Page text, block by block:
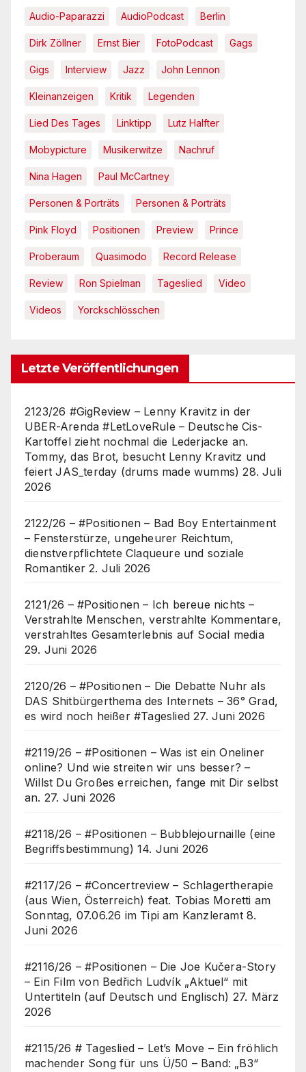
Audio-Paparazzi AudioPodcast Berlin
Dirk Zöllner Ernst Bier FotoPodcast Gags
Gigs Interview Jazz John Lennon
Kleinanzeigen Kritik Legenden
Lied Des Tages Linktipp Lutz Halfter
Mobypicture Musikerwitze Nachruf
Nina Hagen Paul McCartney
Personen & Porträts Personen & Porträts
Pink Floyd Positionen Preview Prince
Proberaum Quasimodo Record Release
Review Ron Spielman Tageslied Video
Videos Yorckschlösschen
Letzte Veröffentlichungen
2123/26 #GigReview – Lenny Kravitz in der
UBER-Arenda #LetLoveRule – Deutsche Cis-
Kartoffel zieht nochmal die Lederjacke an.
Tommy, das Brot, besucht Lenny Kravitz und
feiert JAS_terday (drums made wumms) 28. Juli
2026
2122/26 – #Positionen – Bad Boy Entertainment
– Fensterstürze, ungeheurer Reichtum,
dienstverpflichtete Claqueure und soziale
Romantiker 2. Juli 2026
2121/26 – #Positionen – Ich bereue nichts –
Verstrahlte Menschen, verstrahlte Kommentare,
verstrahltes Gesamterlebnis auf Social media
29. Juni 2026
2120/26 – #Positionen – Die Debatte Nuhr als
DAS Shitbürgerthema des Internets – 36° Grad,
es wird noch heißer #Tageslied 27. Juni 2026
#2119/26 – #Positionen – Was ist ein Oneliner
online? Und wie streiten wir uns besser? –
Willst Du Großes erreichen, fange mit Dir selbst
an. 27. Juni 2026
#2118/26 – #Positionen – Bubblejournaille (eine
Begriffsbestimmung) 14. Juni 2026
#2117/26 – #Concertreview – Schlagertherapie
(aus Wien, Österreich) feat. Tobias Moretti am
Sonntag, 07.06.26 im Tipi am Kanzleramt 8.
Juni 2026
#2116/26 – #Positionen – Die Joe Kučera-Story
– Ein Film von Bedřich Ludvík „Aktuel“ mit
Untertiteln (auf Deutsch und Englisch) 27. März
2026
#2115/26 # Tageslied – Let’s Move – Ein fröhlich
machender Song für uns Ü/50 – Band: „B3“